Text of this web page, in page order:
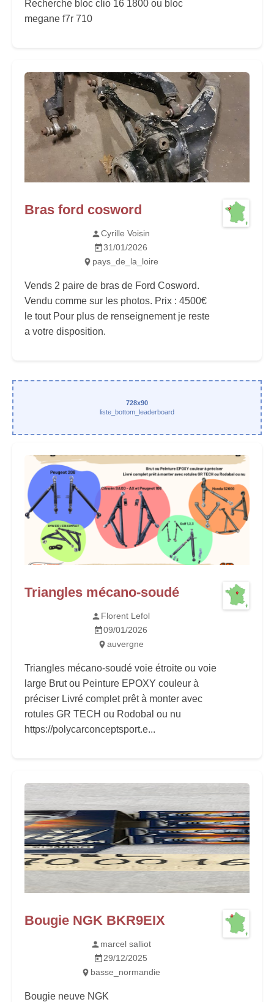
Recherche bloc clio 16 1800 ou bloc
megane f7r 710
Bras ford cosword
Cyrille Voisin
31/01/2026
pays_de_la_loire
Vends 2 paire de bras de Ford Cosword.
Vendu comme sur les photos. Prix : 4500€
le tout Pour plus de renseignement je reste
a votre disposition.
728x90
liste_bottom_leaderboard
Triangles mécano-soudé
Florent Lefol
09/01/2026
auvergne
Triangles mécano-soudé voie étroite ou voie
large Brut ou Peinture EPOXY couleur à
préciser Livré complet prêt à monter avec
rotules GR TECH ou Rodobal ou nu
https://polycarconceptsport.e...
Bougie NGK BKR9EIX
marcel salliot
29/12/2025
basse_normandie
Bougie neuve NGK